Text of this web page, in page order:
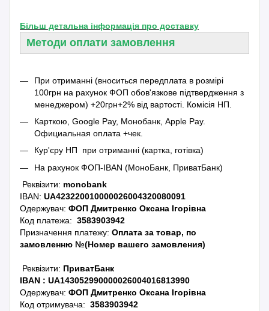
Більш детальна інформація про доставку
Методи оплати замовлення
При отриманні (вноситься передплата в розмірі
100грн на рахунок ФОП обов'язкове підтвердження з
менеджером) +20грн+2% від вартості. Комісія НП.
Карткою, Google Pay, Монобанк, Apple Pay.
Официальная оплата +чек.
Кур'єру НП при отриманні (картка, готівка)
На рахунок ФОП-IBAN (МоноБанк, ПриватБанк)
Реквізити: monobank
IBAN:UA423220010000026004320080091
Одержувач:ФОП Дмитренко Оксана Ігорівна
Код платежа:3583903942
Призначення платежу:Оплата за товар, по
замовленню №(Номер вашего замовления)
Реквізити: ПриватБанк
IBAN : UA143052990000026004016813990
Одержувач:ФОП Дмитренко Оксана Ігорівна
Код отримувача:3583903942